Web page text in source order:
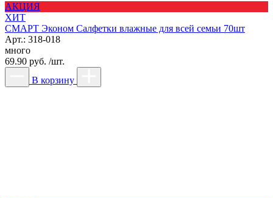
АКЦИЯ
ХИТ
СМАРТ Эконом Салфетки влажные для всей семьи 70шт
Арт.: 318-018
много
69.90 руб. /шт.
В корзину